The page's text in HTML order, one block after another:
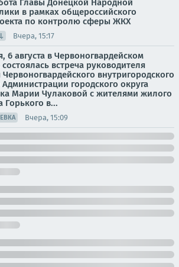
Главы Донецкой Народной
в рамках общероссийского
по контролю сферы ЖКХ
Вчера, 15:17
6 августа в Червоногвардейском
встреча руководителя
внутригородского
городского округа
Марии Чулаковой с жителями жилого
Горького в...
Вчера, 15:09